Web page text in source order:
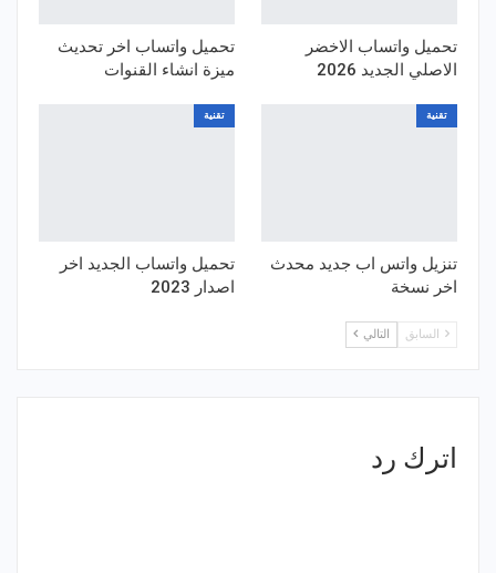
تحميل واتساب الاخضر
الاصلي الجديد 2026
تحميل واتساب اخر تحديث
ميزة انشاء القنوات
تقنية
تنزيل واتس اب جديد محدث
اخر نسخة
تقنية
تحميل واتساب الجديد اخر
اصدار 2023
السابق التالي
اترك رد